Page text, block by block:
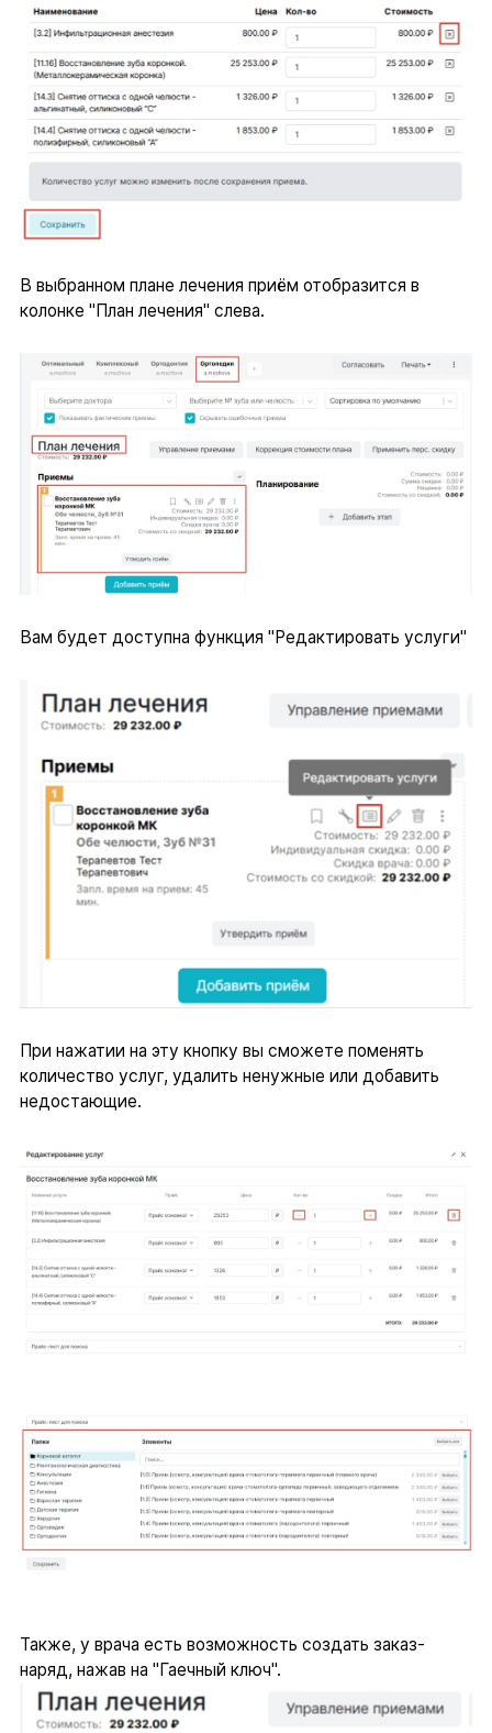
В выбранном плане лечения приём отобразится в
колонке "План лечения" слева.
Вам будет доступна функция "Редактировать услуги"
При нажатии на эту кнопку вы сможете поменять
количество услуг, удалить ненужные или добавить
недостающие.
Также, у врача есть возможность создать заказ-
наряд, нажав на "Гаечный ключ".